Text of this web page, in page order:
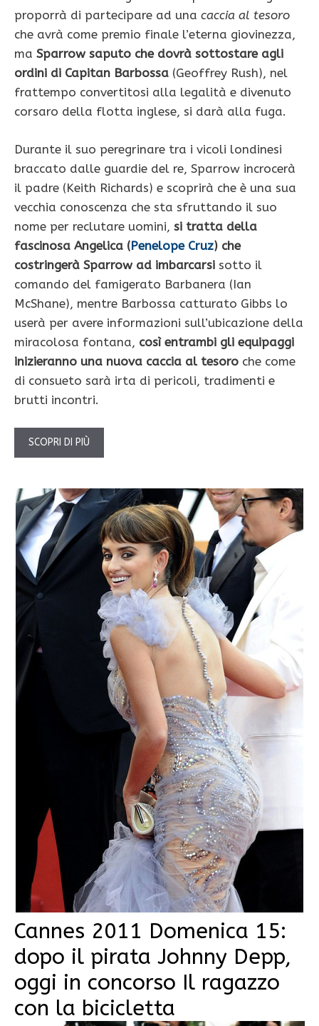
proporrà di partecipare ad una caccia al tesoro
che avrà come premio finale l’eterna giovinezza,
ma Sparrow saputo che dovrà sottostare agli
ordini di Capitan Barbossa (Geoffrey Rush), nel
frattempo convertitosi alla legalità e divenuto
corsaro della flotta inglese, si darà alla fuga.
Durante il suo peregrinare tra i vicoli londinesi
braccato dalle guardie del re, Sparrow incrocerà
il padre (Keith Richards) e scoprirà che è una sua
vecchia conoscenza che sta sfruttando il suo
nome per reclutare uomini, si tratta della
fascinosa Angelica (Penelope Cruz) che
costringerà Sparrow ad imbarcarsi sotto il
comando del famigerato Barbanera (Ian
McShane), mentre Barbossa catturato Gibbs lo
userà per avere informazioni sull’ubicazione della
miracolosa fontana, così entrambi gli equipaggi
inizieranno una nuova caccia al tesoro che come
di consueto sarà irta di pericoli, tradimenti e
brutti incontri.
SCOPRI DI PIÙ
Cannes 2011 Domenica 15:
dopo il pirata Johnny Depp,
oggi in concorso Il ragazzo
con la bicicletta